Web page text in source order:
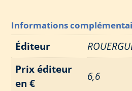
Informations
Éditeur
Prix éditeur
en €
6,6